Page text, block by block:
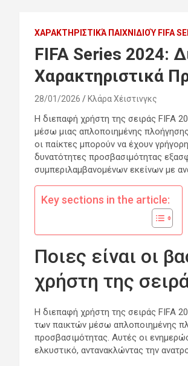
ΧΑΡΑΚΤΗΡΙΣΤΙΚΆ ΠΑΙΧΝΙΔΙΟΎ FIFA
FIFA Series 2024:
Χαρακτηριστικά
28/01/2026 Κλάρα Χέιστινγκς
Η διεπαφή χρήστη της σειράς FIFA
μέσω μιας απλοποιημένης
οι παίκτες μπορούν να έχουν
δυνατότητες προσβασιμότητας
συμπεριλαμβανομένων εκείνων με
Key sections in the article:
Ποιες είναι οι
χρήστη της
Η διεπαφή χρήστη της σειράς FIFA
των παικτών μέσω απλοποιημένης
προσβασιμότητας. Αυτές οι
ελκυστικό, αντανακλώντας την